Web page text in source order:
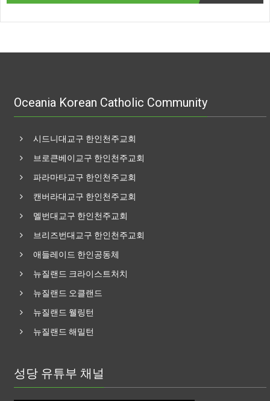
Oceania Korean Catholic Community
시드니대교구 한인천주교회
브로큰베이교구 한인천주교회
파라마타교구 한인천주교회
캔버라대교구 한인천주교회
멜번대교구 한인천주교회
브리즈번대교구 한인천주교회
애들레이드 한인공동체
뉴질랜드 크라이스트처치
뉴질랜드 오클랜드
뉴질랜드 웰링턴
뉴질랜드 해밀턴
성당 유튜부 채널